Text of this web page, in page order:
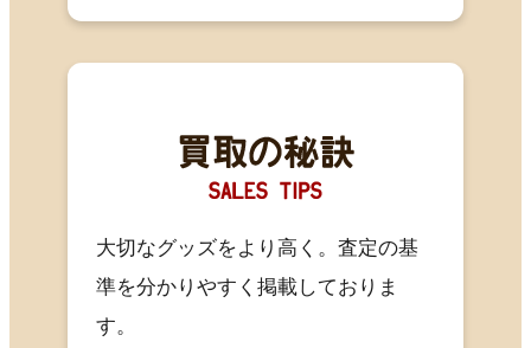
大切なグッズをより高く。査定の基
準を分かりやすく掲載しておりま
す。